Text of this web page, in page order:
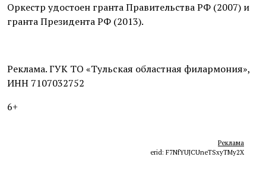
Оркестр удостоен гранта Правительства РФ (2007) и
гранта Президента РФ (2013).
Реклама. ГУК ТО «Тульская областная филармония»,
ИНН 7107032752
6+
Реклама
erid: F7NfYUJCUneTSxyTMy2X